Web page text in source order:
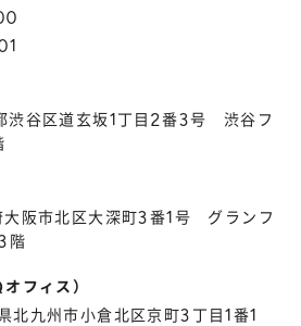
谷区道玄坂1丁目2番3号 渋谷フ
阪市北区大深町3番1号 グランフ
階
フィス）
九州市小倉北区京町3丁目1番1